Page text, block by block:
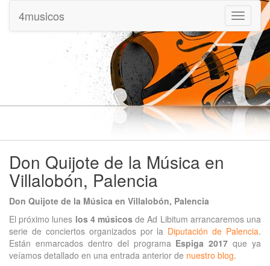
Mostrar
menu
4musicos
Don Quijote de la Música en
Villalobón, Palencia
Don Quijote de la Música en Villalobón, Palencia
El próximo lunes los 4 músicos de Ad Libitum arrancaremos una
serie de conciertos organizados por la Diputación de Palencia.
Están enmarcados dentro del programa Espiga 2017 que ya
veíamos detallado en una entrada anterior de nuestro blog.